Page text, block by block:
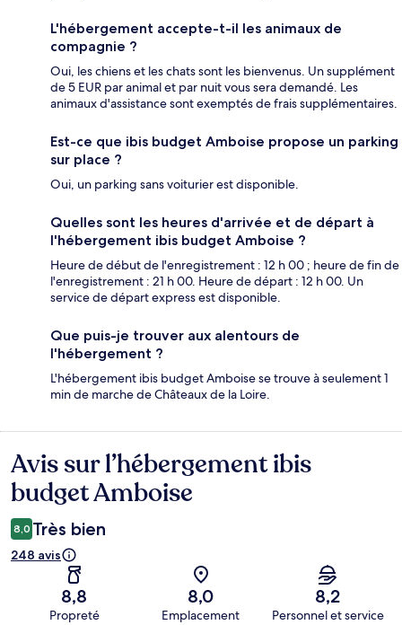
L'hébergement accepte-t-il les animaux de
compagnie ?
Oui, les chiens et les chats sont les bienvenus. Un supplément
de 5 EUR par animal et par nuit vous sera demandé. Les
animaux d'assistance sont exemptés de frais supplémentaires.
Est-ce que ibis budget Amboise propose un parking
sur place ?
Oui, un parking sans voiturier est disponible.
Quelles sont les heures d'arrivée et de départ à
l'hébergement ibis budget Amboise ?
Heure de début de l'enregistrement : 12 h 00 ; heure de fin de
l'enregistrement : 21 h 00. Heure de départ : 12 h 00. Un
service de départ express est disponible.
Que puis-je trouver aux alentours de
l'hébergement ?
L'hébergement ibis budget Amboise se trouve à seulement 1
min de marche de Châteaux de la Loire.
Avis
Avis sur l’hébergement ibis
budget Amboise
8,0 Très bien
248 avis
8,8
Propreté
8,0
Emplacement
8,2
Personnel et service